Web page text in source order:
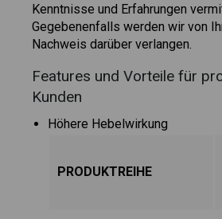
Kenntnisse und Erfahrungen
Gegebenenfalls werden wir von
Nachweis darüber verlangen.
Features und Vorteile für
Kunden
Höhere Hebelwirkung
PRODUKTREIHE